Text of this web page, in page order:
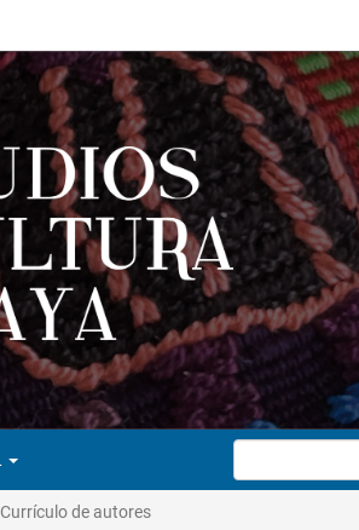
Currículo de autores